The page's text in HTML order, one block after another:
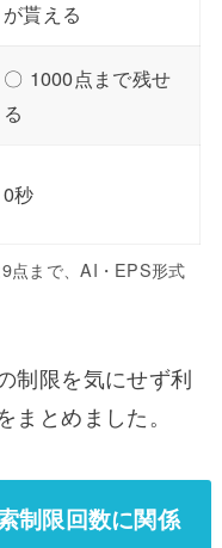
が貰える
〇 1000点まで残せ
る
0秒
まで、AI・EPS形式
制限を気にせず利
とめました。
制限回数に関係